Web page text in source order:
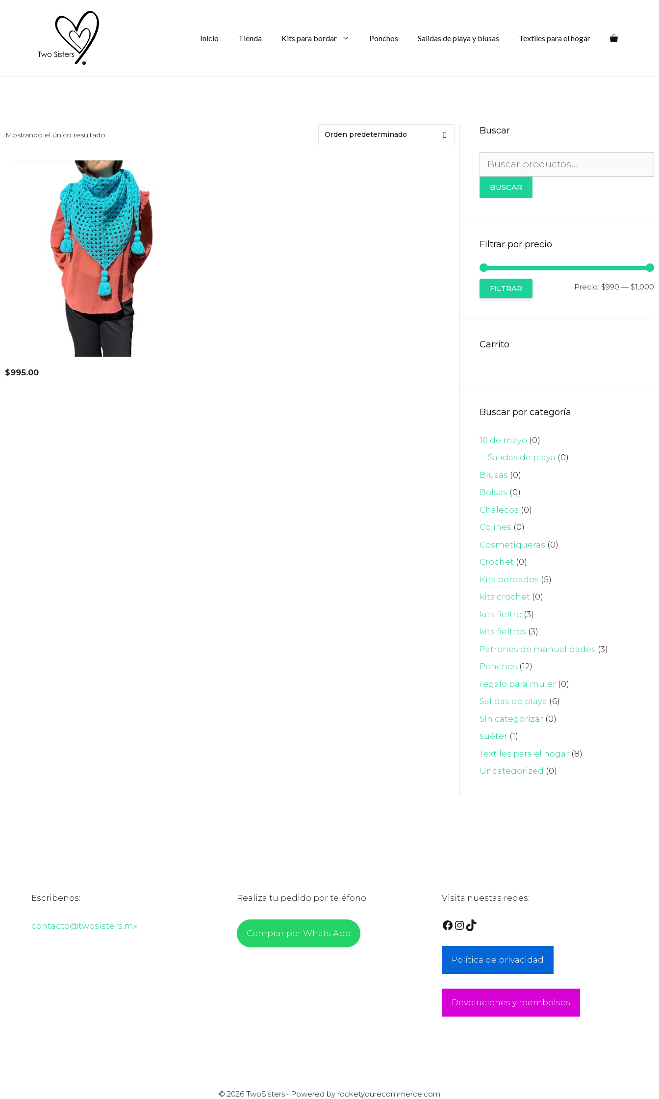
Inicio Tienda Kits para bordar Ponchos Salidas de playa y blusas Textiles para el hogar
Mostrando el único resultado
$995.00
Buscar
BUSCAR
Filtrar por precio
FILTRAR Precio: $990 — $1,000
Carrito
Buscar por categoría
10 de mayo (0)
Salidas de playa (0)
Blusas (0)
Bolsas (0)
Chalecos (0)
Cojines (0)
Cosmetiqueras (0)
Crochet (0)
Kits bordados (5)
kits crochet (0)
kits fieltro (3)
kits fieltros (3)
Patrones de manualidades (3)
Ponchos (12)
regalo para mujer (0)
Salidas de playa (6)
Sin categorizar (0)
suéter (1)
Textiles para el hogar (8)
Uncategorized (0)
Escribenos:
contacto@twosisters.mx
Realiza tu pedido por teléfono:
Comprar por Whats App
Visita nuestas redes:
Facebook
Instagram
TikTok
Política de privacidad
Devoluciones y reembolsos
© 2026 TwoSisters • Powered by rocketyourecommerce.com